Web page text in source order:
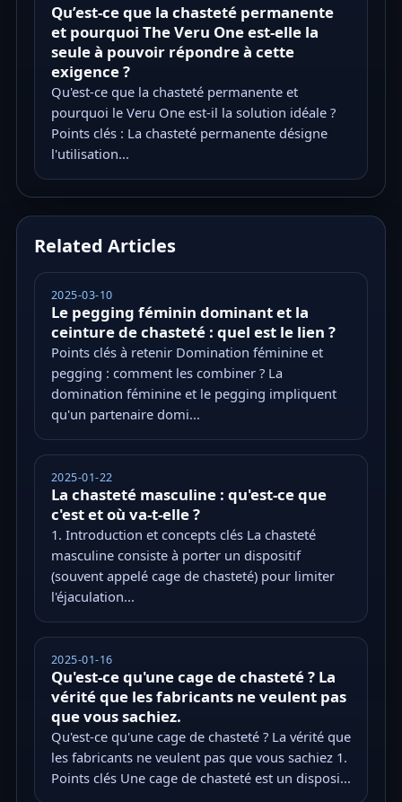
Qu’est-ce que la chasteté permanente
et pourquoi The Veru One est-elle la
seule à pouvoir répondre à cette
exigence ?
Qu'est-ce que la chasteté permanente et
pourquoi le Veru One est-il la solution idéale ?
Points clés : La chasteté permanente désigne
l'utilisation...
Related Articles
2025-03-10
Le pegging féminin dominant et la
ceinture de chasteté : quel est le lien ?
Points clés à retenir Domination féminine et
pegging : comment les combiner ? La
domination féminine et le pegging impliquent
qu'un partenaire domi...
2025-01-22
La chasteté masculine : qu'est-ce que
c'est et où va-t-elle ?
1. Introduction et concepts clés La chasteté
masculine consiste à porter un dispositif
(souvent appelé cage de chasteté) pour limiter
l'éjaculation...
2025-01-16
Qu'est-ce qu'une cage de chasteté ? La
vérité que les fabricants ne veulent pas
que vous sachiez.
Qu'est-ce qu'une cage de chasteté ? La vérité que
les fabricants ne veulent pas que vous sachiez 1.
Points clés Une cage de chasteté est un disposi...